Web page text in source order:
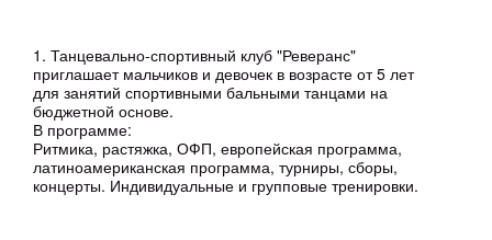
1. Танцевально-спортивный клуб "Реверанс"
приглашает мальчиков и девочек в возрасте от 5 лет
для занятий спортивными бальными танцами на
бюджетной основе.
В программе:
Ритмика, растяжка, ОФП, европейская программа,
латиноамериканская программа, турниры, сборы,
концерты. Индивидуальные и групповые тренировки.